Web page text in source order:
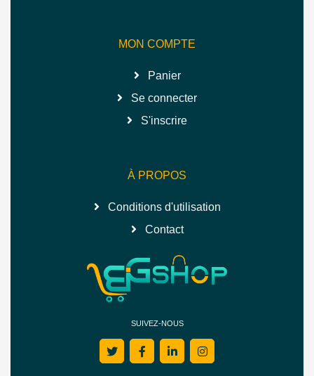
MON COMPTE
Panier
Se connecter
S'inscrire
À PROPOS
Conditions d'utilisation
Contact
SUIVEZ-NOUS